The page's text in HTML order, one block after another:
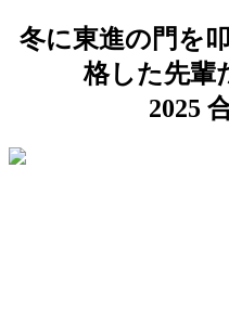
冬に東進の門を
格した先輩
2025